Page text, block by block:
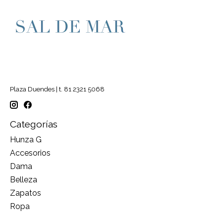
Plaza Duendes | t. 81 2321 5068
Categorías
Hunza G
Accesorios
Dama
Belleza
Zapatos
Ropa